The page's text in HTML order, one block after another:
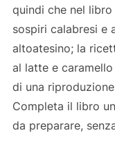
quindi che nel libro
sospiri calabresi e
altoatesino; la
al latte e
di una
Completa il libro
da preparare,